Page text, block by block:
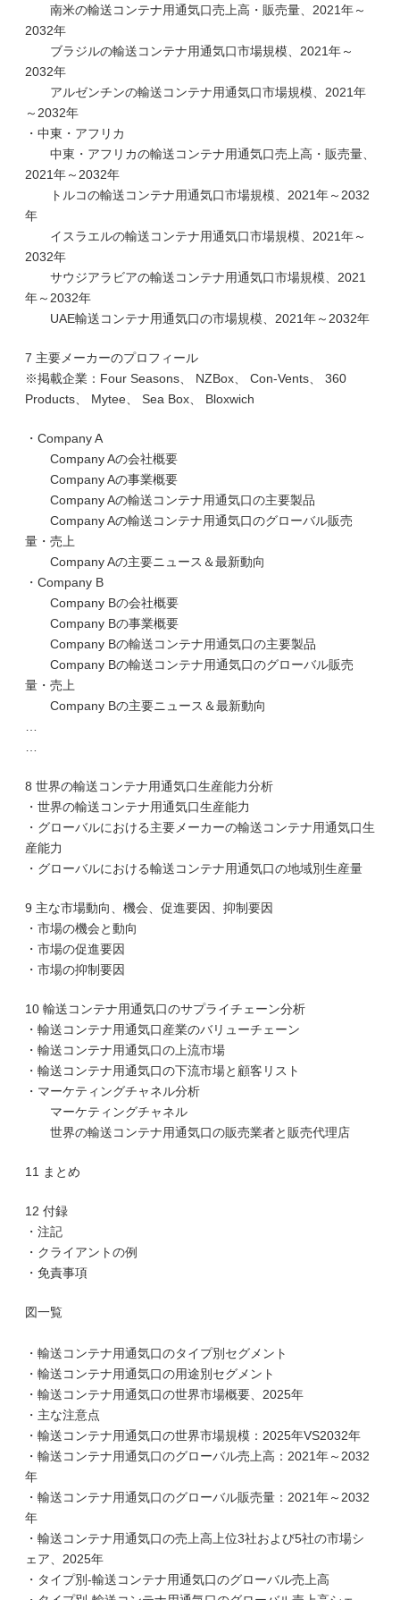
南米の輸送コンテナ用通気口売上高・販売量、2021年～
2032年
ブラジルの輸送コンテナ用通気口市場規模、2021年～
2032年
アルゼンチンの輸送コンテナ用通気口市場規模、2021年
～2032年
・中東・アフリカ
中東・アフリカの輸送コンテナ用通気口売上高・販売量、
2021年～2032年
トルコの輸送コンテナ用通気口市場規模、2021年～2032
年
イスラエルの輸送コンテナ用通気口市場規模、2021年～
2032年
サウジアラビアの輸送コンテナ用通気口市場規模、2021
年～2032年
UAE輸送コンテナ用通気口の市場規模、2021年～2032年
7 主要メーカーのプロフィール
※掲載企業：Four Seasons、 NZBox、 Con-Vents、 360
Products、 Mytee、 Sea Box、 Bloxwich
・Company A
Company Aの会社概要
Company Aの事業概要
Company Aの輸送コンテナ用通気口の主要製品
Company Aの輸送コンテナ用通気口のグローバル販売
量・売上
Company Aの主要ニュース＆最新動向
・Company B
Company Bの会社概要
Company Bの事業概要
Company Bの輸送コンテナ用通気口の主要製品
Company Bの輸送コンテナ用通気口のグローバル販売
量・売上
Company Bの主要ニュース＆最新動向
8 世界の輸送コンテナ用通気口生産能力分析
・世界の輸送コンテナ用通気口生産能力
・グローバルにおける主要メーカーの輸送コンテナ用通気口生
産能力
・グローバルにおける輸送コンテナ用通気口の地域別生産量
9 主な市場動向、機会、促進要因、抑制要因
・市場の機会と動向
・市場の促進要因
・市場の抑制要因
10 輸送コンテナ用通気口のサプライチェーン分析
・輸送コンテナ用通気口産業のバリューチェーン
・輸送コンテナ用通気口の上流市場
・輸送コンテナ用通気口の下流市場と顧客リスト
・マーケティングチャネル分析
マーケティングチャネル
世界の輸送コンテナ用通気口の販売業者と販売代理店
11 まとめ
12 付録
・注記
・クライアントの例
・免責事項
図一覧
・輸送コンテナ用通気口のタイプ別セグメント
・輸送コンテナ用通気口の用途別セグメント
・輸送コンテナ用通気口の世界市場概要、2025年
・主な注意点
・輸送コンテナ用通気口の世界市場規模：2025年VS2032年
・輸送コンテナ用通気口のグローバル売上高：2021年～2032
年
・輸送コンテナ用通気口のグローバル販売量：2021年～2032
年
・輸送コンテナ用通気口の売上高上位3社および5社の市場シ
ェア、2025年
・タイプ別-輸送コンテナ用通気口のグローバル売上高